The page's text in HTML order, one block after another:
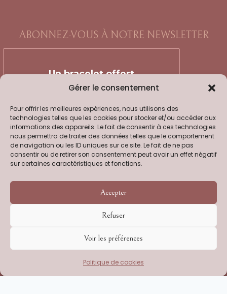
Gérer le consentement
Pour offrir les meilleures expériences, nous utilisons des
technologies telles que les cookies pour stocker et/ou accéder aux
informations des appareils. Le fait de consentir à ces technologies
nous permettra de traiter des données telles que le comportement
de navigation ou les ID uniques sur ce site. Le fait de ne pas
consentir ou de retirer son consentement peut avoir un effet négatif
sur certaines caractéristiques et fonctions.
Accepter
Refuser
Voir les préférences
Politique de cookies
ABONNEZ-VOUS À NOTRE NEWSLETTER
Un bracelet offert
d'achats pour nos abonnés
Newsletter !
Newsletter douce, sans spam !
politique de